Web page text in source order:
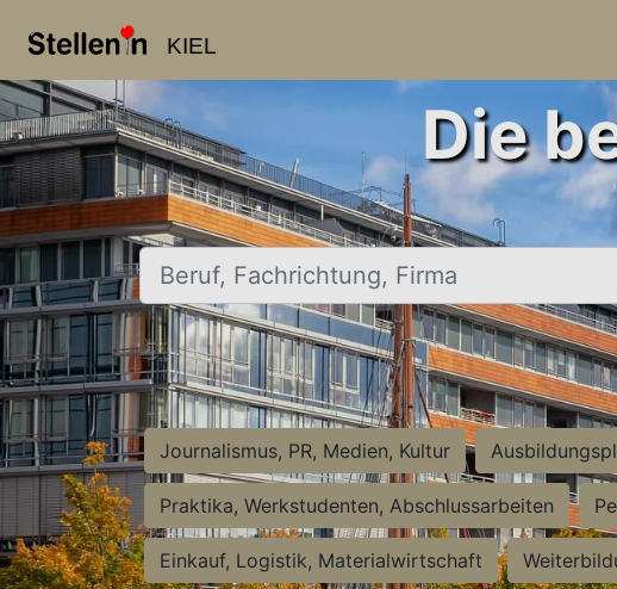
KIEL
Die
Beruf, Fachrichtung, Firma
Journalismus, PR, Medien, Kultur
Praktika, Werkstudenten, Abschlussarbeiten
Einkauf, Logistik, Materialwirtschaft